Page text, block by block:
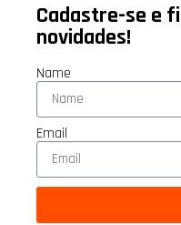
Cadastre-se e
novidades!
Name
Email